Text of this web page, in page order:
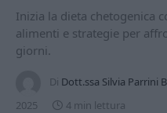
Inizia la dieta chetogenica
alimenti e strategie per
giorni.
Di Dott.ssa Silvia Parrini
2025
4 min lettura